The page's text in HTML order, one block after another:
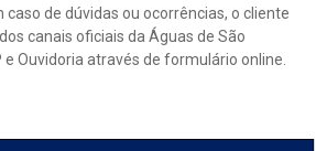
de dúvidas ou ocorrências, o cliente
canais oficiais da Águas de São
Ouvidoria através de formulário online.